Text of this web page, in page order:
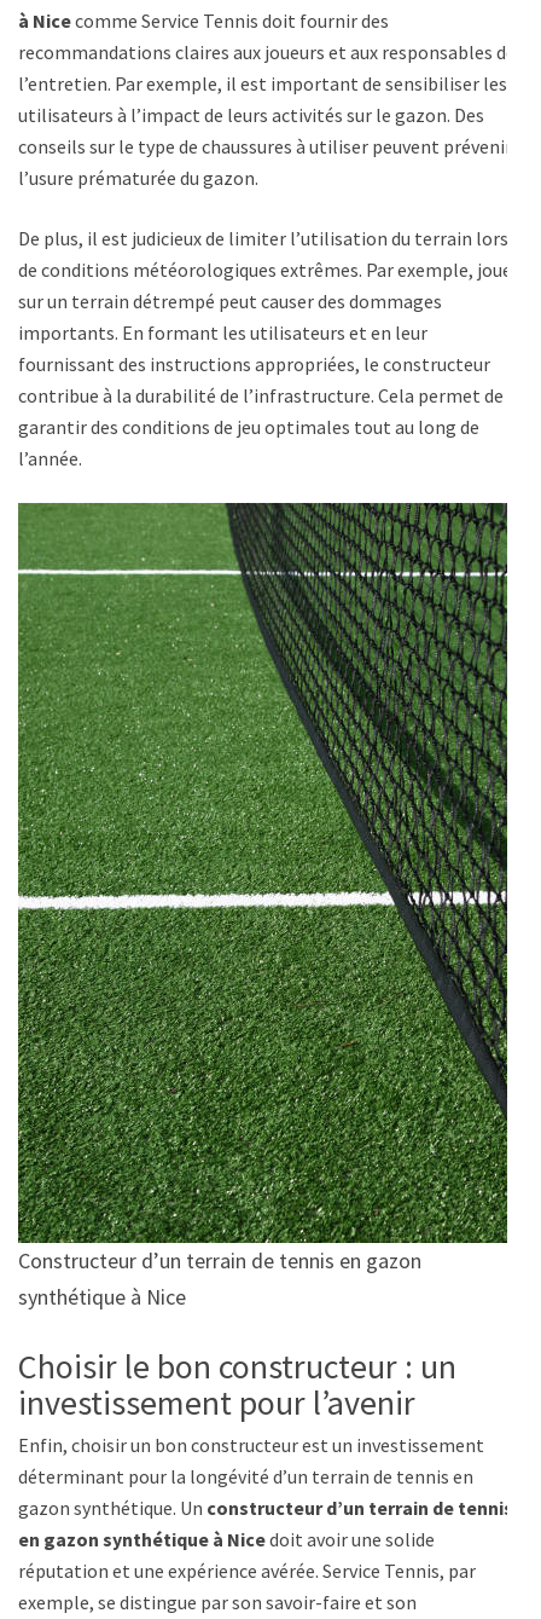
à Nicecomme Service Tennis doit fournir des
recommandations claires aux joueurs et aux responsables de
l’entretien. Par exemple, il est important de sensibiliser les
utilisateurs à l’impact de leurs activités sur le gazon. Des
conseils sur le type de chaussures à utiliser peuvent prévenir
l’usure prématurée du gazon.
De plus, il est judicieux de limiter l’utilisation du terrain lors
de conditions météorologiques extrêmes. Par exemple, jouer
sur un terrain détrempé peut causer des dommages
importants. En formant les utilisateurs et en leur
fournissant des instructions appropriées, le constructeur
contribue à la durabilité de l’infrastructure. Cela permet de
garantir des conditions de jeu optimales tout au long de
l’année.
Constructeur d’un terrain de tennis en gazon
synthétique à Nice
Choisir le bon constructeur : un
investissement pour l’avenir
Enfin, choisir un bon constructeur est un investissement
déterminant pour la longévité d’un terrain de tennis en
gazon synthétique. Un constructeur d’un terrain de tennis
en gazon synthétique à Nicedoit avoir une solide
réputation et une expérience avérée. Service Tennis, par
exemple, se distingue par son savoir-faire et son